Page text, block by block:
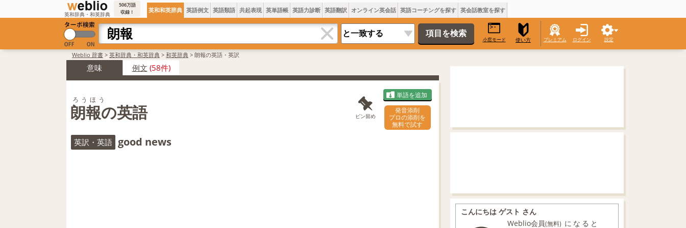
英和辞典・和英辞典
506万語
収録！
英和和英辞典 英語例文 英語類語 共起表現 英単語帳 英語力診断 英語翻訳 オンライン英会話 英語コーチングを探す 英会話教室を探す
小窓モード 使い方 プレミアム ログイン 設定
Weblio 辞書 > 英和辞典・和英辞典 > 和英辞典 > 朗報の英語・英訳
意味 例文 (58件)
朗報の英語
ろうほう
ピン留め
単語を追加
発音添削
プロの添削を
無料で試す
英訳・英語 good news
こんにちは ゲスト さん
Weblio会員(無料) になると